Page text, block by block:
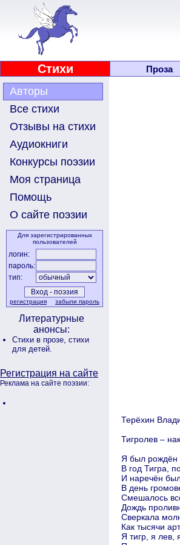
Стихи Проза
Авторы
Все стихи
Отзывы на стихи
Аудиокниги
Конкурсы поэзии
Моя страница
Помощь
О сайте поэзии
Для зарегистрированных
пользователей
логин:
пароль:
тип:
регистрация забыли пароль
Литературные
анонсы:
Стихи в прозе, стихи
для детей.
Регистрация на сайте
Реклама на сайте поэзии:
Терёхин
Тигролев –
Я был рождён
В год Тигра,
И наречён
В день
Смешалось
Дождь
Сверкала
Как тысячи
Я тигр, я лев,